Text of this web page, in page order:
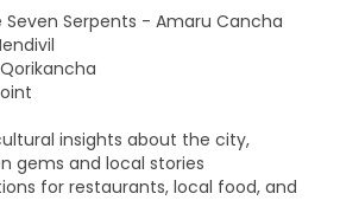
No dude en escribir y/o
con usted en caso de eventos
- no sólo un tour, sino una
Seven Serpents - Amaru Cancha
insights about the city,
gems and local stories
for restaurants, local food, and